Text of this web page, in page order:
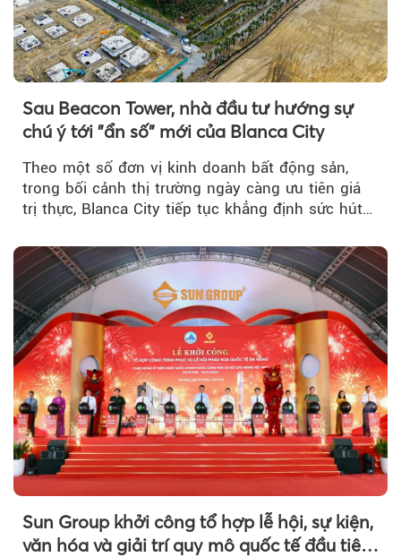
Sau Beacon Tower, nhà đầu tư hướng sự
chú ý tới "ẩn số" mới của Blanca City
Theo một số đơn vị kinh doanh bất động sản,
trong bối cảnh thị trường ngày càng ưu tiên giá
trị thực, Blanca City tiếp tục khẳng định sức hút
Sun Group khởi công tổ hợp lễ hội, sự kiện,
văn hóa và giải trí quy mô quốc tế đầu tiên